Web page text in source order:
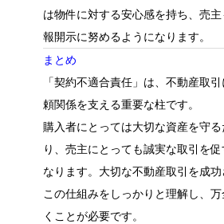
は物件に対する安心感を持ち、売
報開示に努めるようになります。
まとめ
「契約不適合責任」は、不動産取
頼関係を支える重要な柱です。
購入者にとっては大切な資産を守
り、売主にとっても誠実な取引を
なります。大切な不動産取引を成功
この仕組みをしっかりと理解し、
くことが必要です。